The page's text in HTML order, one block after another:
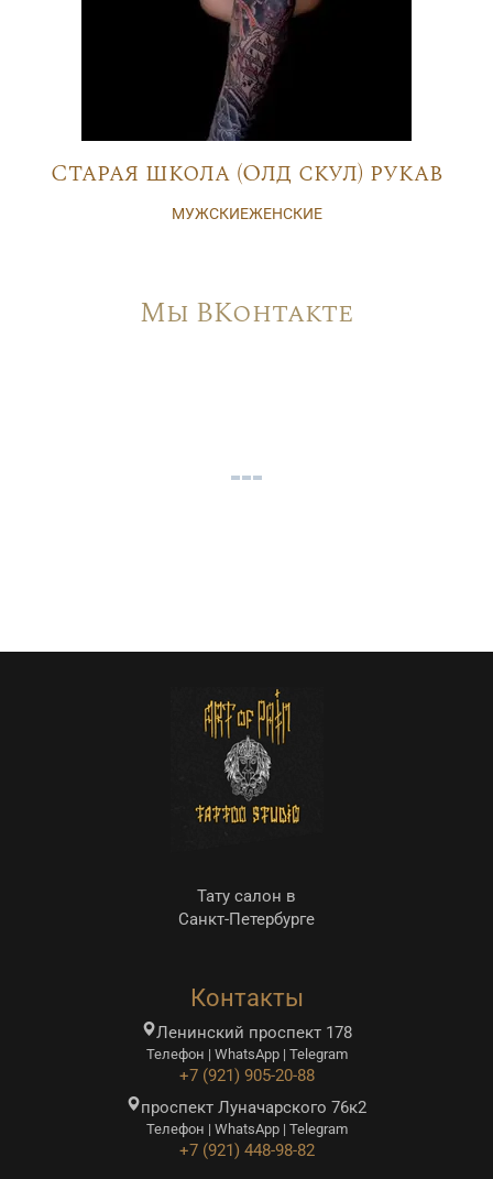
Старая школа (Олд скул) рукав
МУЖСКИЕЖЕНСКИЕ
Мы ВКонтакте
Тату салон в
Санкт-Петербурге
Контакты
Ленинский проспект 178
Телефон | WhatsApp | Telegram
+7 (921) 905-20-88
проспект Луначарского 76к2
Телефон | WhatsApp | Telegram
+7 (921) 448-98-82